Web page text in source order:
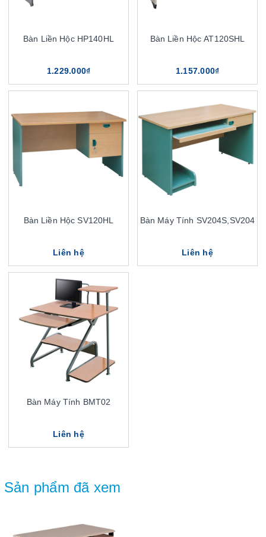
Bàn Liền Hộc HP140HL
1.229.000₫
Bàn Liền Hộc AT120SHL
1.157.000₫
Bàn Liền Hộc SV120HL
Liên hệ
Bàn Máy Tính SV204S,SV204
Liên hệ
Bàn Máy Tính BMT02
Liên hệ
Sản phẩm đã xem